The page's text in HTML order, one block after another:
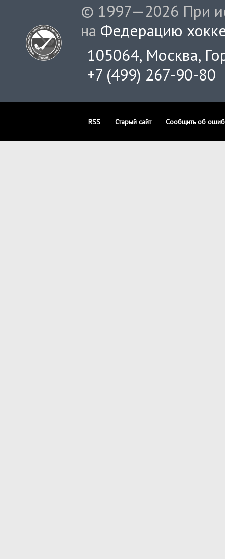
© 1997—2026 При
на Федерацию
105064, Москва,
+7 (499) 267-90-80
RSS Старый сайт Сообщить об